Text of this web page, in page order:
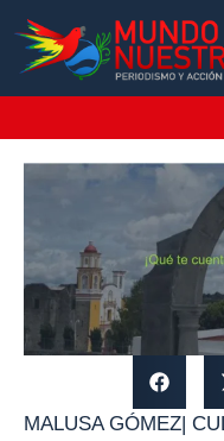
MALUSA GÓMEZ|